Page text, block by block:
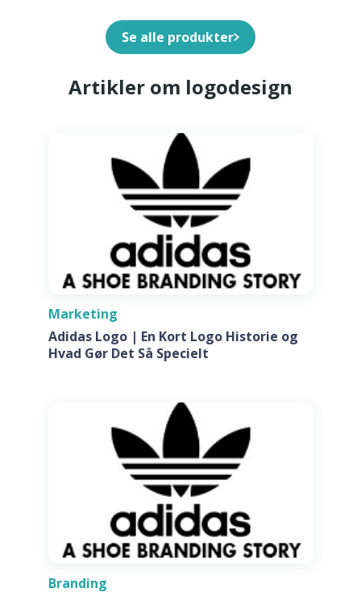
Se alle produkter
Artikler om logodesign
Marketing
Adidas Logo | En Kort Logo Historie og
Hvad Gør Det Så Specielt
Branding